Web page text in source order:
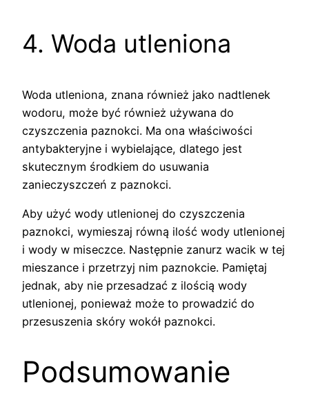
4. Woda utleniona
Woda utleniona, znana również jako nadtlenek
wodoru, może być również używana do
czyszczenia paznokci. Ma ona właściwości
antybakteryjne i wybielające, dlatego jest
skutecznym środkiem do usuwania
zanieczyszczeń z paznokci.
Aby użyć wody utlenionej do czyszczenia
paznokci, wymieszaj równą ilość wody utlenionej
i wody w miseczce. Następnie zanurz wacik w tej
mieszance i przetrzyj nim paznokcie. Pamiętaj
jednak, aby nie przesadzać z ilością wody
utlenionej, ponieważ może to prowadzić do
przesuszenia skóry wokół paznokci.
Podsumowanie